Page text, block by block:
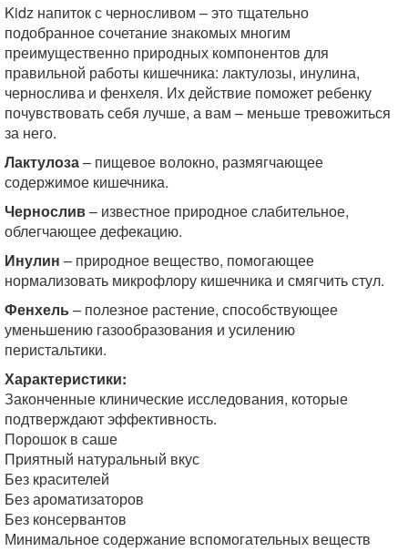
Kidz напиток с черносливом – это тщательно
подобранное сочетание знакомых многим
преимущественно природных компонентов для
правильной работы кишечника: лактулозы, инулина,
чернослива и фенхеля. Их действие поможет ребенку
почувствовать себя лучше, а вам – меньше тревожиться
за него.
Лактулоза– пищевое волокно, размягчающее
содержимое кишечника.
Чернослив– известное природное слабительное,
облегчающее дефекацию.
Инулин – природное вещество, помогающее
нормализовать микрофлору кишечника и смягчить стул.
Фенхель– полезное растение, способствующее
уменьшению газообразования и усилению
перистальтики.
Характеристики:
Законченные клинические исследования, которые
подтверждают эффективность.
Порошок в саше
Приятный натуральный вкус
Без красителей
Без ароматизаторов
Без консервантов
Минимальное содержание вспомогательных веществ